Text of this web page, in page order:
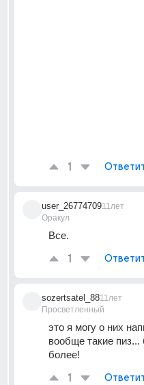
1
user_26774709
Оракул
11лет
Все.
1
sozertsatel_88
Просветленный
11лет
это я могу о них
вообще такие
более!
1